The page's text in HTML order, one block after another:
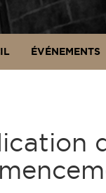
ÉVÉNEMENTS